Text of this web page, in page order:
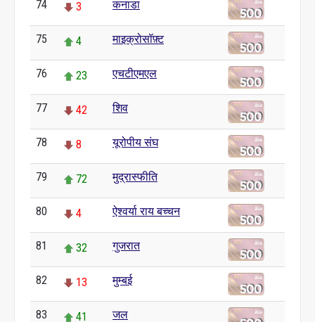
74 3 कनाडा
75 4 माइक्रोसॉफ़्ट
76 23 एचटीएमएल
77 42 शिव
78 8 यूरोपीय संघ
79 72 मुद्रास्फीति
80 4 ऐश्वर्या राय बच्चन
81 32 गुजरात
82 13 मुम्बई
83 41 जल